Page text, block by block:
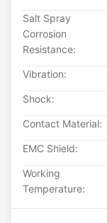
Salt Spray
Corrosion
Resistance:
Vibration:
Shock:
Contact Material:
EMC Shield:
Working
Temperature: